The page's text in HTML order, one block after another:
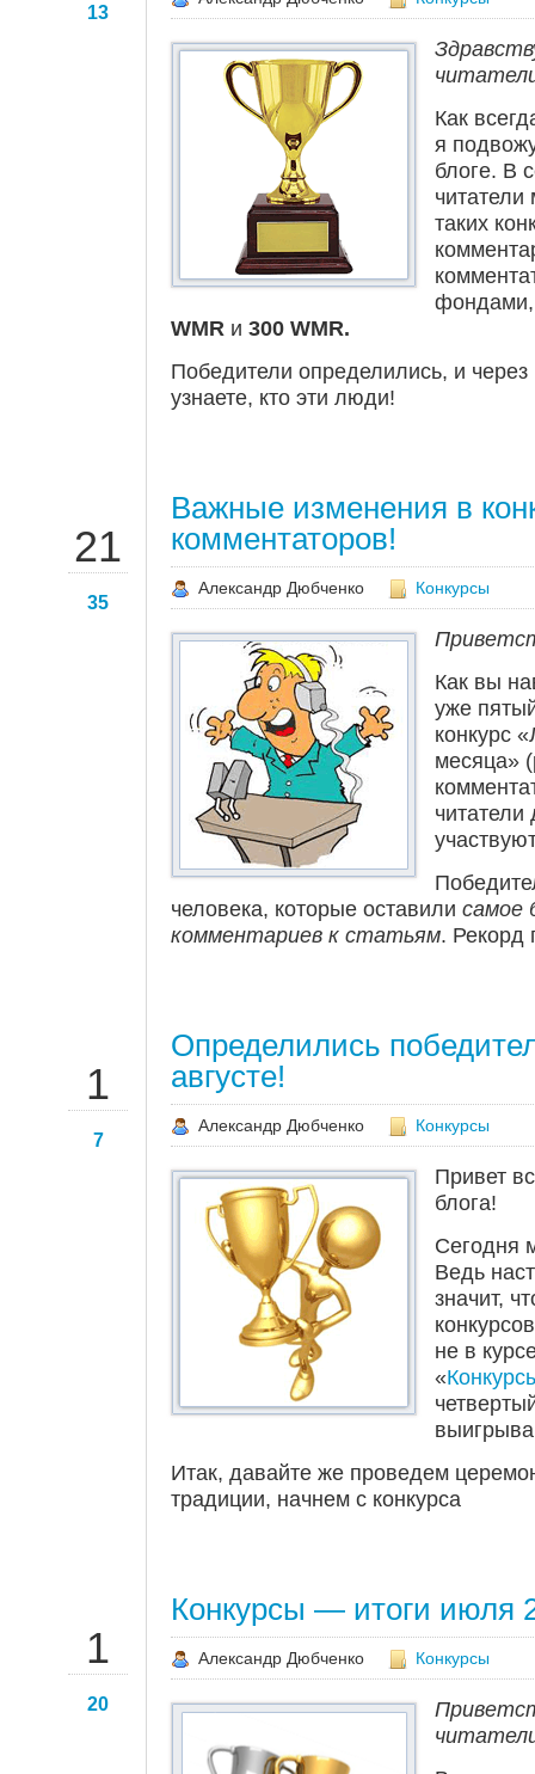
13
Как
я
блоге. В
читатели
таких
фондами,
WMR и 300 WMR.
Победители определились, и
узнаете, кто эти люди!
21
35
Важные изменения в
комментаторов!
Александр Дюбченко Конкурсы
Как вы
уже
конкурс
месяца»
читатели
человека, которые оставили самое
комментариев к статьям. Рекорд
1
7
Определились
августе!
Александр Дюбченко Конкурсы
Привет
блога!
Сегодня
Ведь
значит,
не в
«
Итак, давайте же проведем
традиции, начнем с конкурса
1
20
Конкурсы — итоги июля
Александр Дюбченко Конкурсы